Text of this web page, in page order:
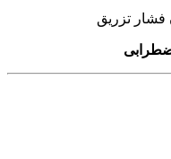
فشار تزریق